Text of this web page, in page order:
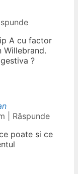
A cu factor
Willebrand.
?
Răspunde
poate si ce